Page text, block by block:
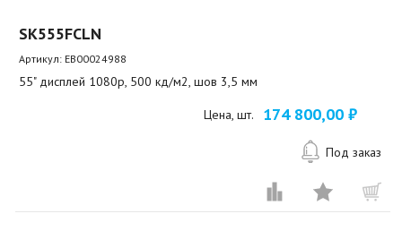
SK555FCLN
Артикул: EB00024988
55" дисплей 1080p, 500 кд/м2, шов 3,5 мм
Цена, шт. 174 800,00 ₽
Под заказ